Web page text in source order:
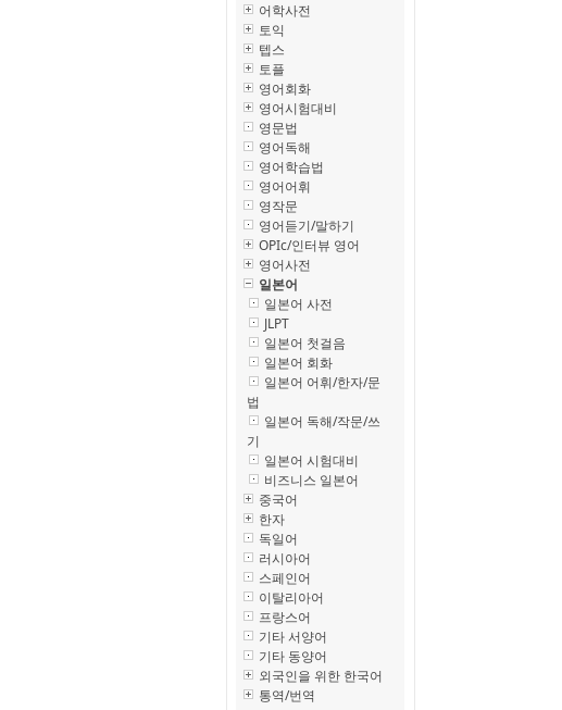
어학사전
토익
텝스
토플
영어회화
영어시험대비
영문법
영어독해
영어학습법
영어어휘
영작문
영어듣기/말하기
OPIc/인터뷰 영어
영어사전
일본어
일본어 사전
JLPT
일본어 첫걸음
일본어 회화
일본어 어휘/한자/문
법
일본어 독해/작문/쓰
기
일본어 시험대비
비즈니스 일본어
중국어
한자
독일어
러시아어
스페인어
이탈리아어
프랑스어
기타 서양어
기타 동양어
외국인을 위한 한국어
통역/번역